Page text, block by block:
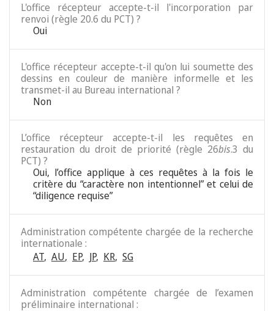
L'office récepteur accepte-t-il l'incorporation par
renvoi (règle 20.6 du PCT) ?
Oui
L'office récepteur accepte-t-il qu'on lui soumette des
dessins en couleur de manière informelle et les
transmet-il au Bureau international ?
Non
L’office récepteur accepte-t-il les requêtes en
restauration du droit de priorité (règle 26bis.3 du
PCT) ?
Oui, l’office applique à ces requêtes à la fois le
critère du “caractère non intentionnel” et celui de
“diligence requise”
Administration compétente chargée de la recherche
internationale :
AT, AU, EP, JP, KR, SG
Administration compétente chargée de l’examen
préliminaire international :